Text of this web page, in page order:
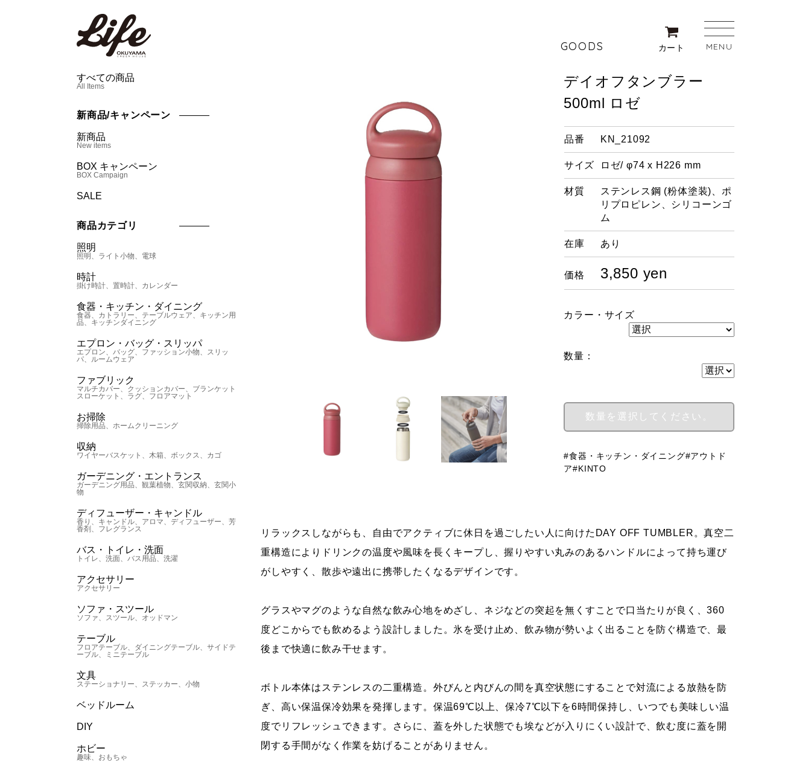
GOODS カート MENU
デイオフタンブラー 500ml KINTO デイオフタンブラー 500ml
デイオフタンブラー
500ml ロゼ
品番 KN_21092
サイズ ロゼ/ φ74 x H226 mm
材質
ステンレス鋼 (粉体塗装)、ポ
リプロピレン、シリコーンゴ
ム
在庫 あり
価格 3,850 yen
カラー・サイズ
数量：
#食器・キッチン・ダイニング#アウトド
ア#KINTO
リラックスしながらも、自由でアクティブに休日を過ごしたい人に向けたDAY OFF TUMBLER。真空二
重構造によりドリンクの温度や風味を長くキープし、握りやすい丸みのあるハンドルによって持ち運び
がしやすく、散歩や遠出に携帯したくなるデザインです。
グラスやマグのような自然な飲み心地をめざし、ネジなどの突起を無くすことで口当たりが良く、360
度どこからでも飲めるよう設計しました。氷を受け止め、飲み物が勢いよく出ることを防ぐ構造で、最
後まで快適に飲み干せます。
ボトル本体はステンレスの二重構造。外びんと内びんの間を真空状態にすることで対流による放熱を防
ぎ、高い保温保冷効果を発揮します。保温69℃以上、保冷7℃以下を6時間保持し、いつでも美味しい温
度でリフレッシュできます。さらに、蓋を外した状態でも埃などが入りにくい設計で、飲む度に蓋を開
閉する手間がなく作業を妨げることがありません。
すべての商品
All Items
新商品/キャンペーン
新商品
New items
BOX キャンペーン
BOX Campaign
SALE
商品カテゴリ
照明
照明、ライト小物、電球
時計
掛け時計、置時計、カレンダー
食器・キッチン・ダイニング
食器、カトラリー、テーブルウェア、キッチン用
品、キッチンダイニング
エプロン・バッグ・スリッパ
エプロン、バッグ、ファッション小物、スリッ
パ、ルームウェア
ファブリック
マルチカバー、クッションカバー、ブランケット
スローケット、ラグ、フロアマット
お掃除
掃除用品、ホームクリーニング
収納
ワイヤーバスケット、木箱、ボックス、カゴ
ガーデニング・エントランス
ガーデニング用品、観葉植物、玄関収納、玄関小
物
ディフューザー・キャンドル
香り、キャンドル、アロマ、ディフューザー、芳
香剤、フレグランス
バス・トイレ・洗面
トイレ、洗面、バス用品、洗濯
アクセサリー
アクセサリー
ソファ・スツール
ソファ、スツール、オッドマン
テーブル
フロアテーブル、ダイニングテーブル、サイドテ
ーブル、ミニテーブル
文具
ステーショナリー、ステッカー、小物
ベッドルーム
DIY
ホビー
趣味、おもちゃ